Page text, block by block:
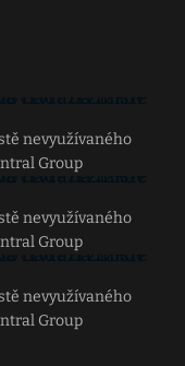
nevyužívaného
Group
nevyužívaného
Group
nevyužívaného
Group